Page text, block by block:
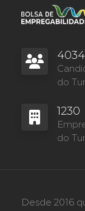
do
1230
do
Desde 2016